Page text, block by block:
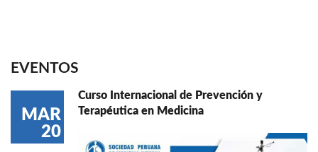
EVENTOS
MAR
20
Curso Internacional de Prevención y
Terapéutica en Medicina